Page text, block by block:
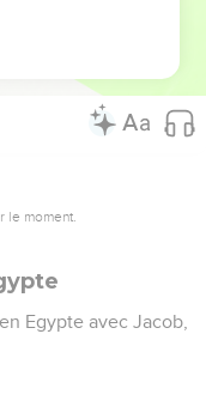
moment.
Egypte avec Jacob,